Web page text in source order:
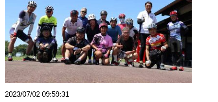
2023/07/02 09:59:31